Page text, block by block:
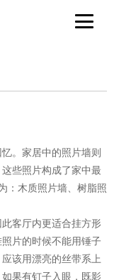
。家居中的照片墙则
些照片构成了家中最
：木质照片墙、树脂照
客厅内更适合挂方形
片的时候不能用锤子
该用漂亮的丝带系上
果有钉子入眼，既影